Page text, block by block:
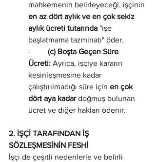
mahkemenin belirleyeceği, işçinin
en az dört aylık ve en çok sekiz
aylık ücreti tutarında "işe
başlatmama tazminatı" öder.
· (c) Boşta Geçen Süre
Ücreti: Ayrıca, işçiye kararın
kesinleşmesine kadar
çalıştırılmadığı süre için en çok
dört aya kadar doğmuş bulunan
ücret ve diğer hakları ödenir.
2. İŞÇİ TARAFINDAN İŞ
SÖZLEŞMESİNİN FESHİ
İşçi de çeşitli nedenlerle ve belirli